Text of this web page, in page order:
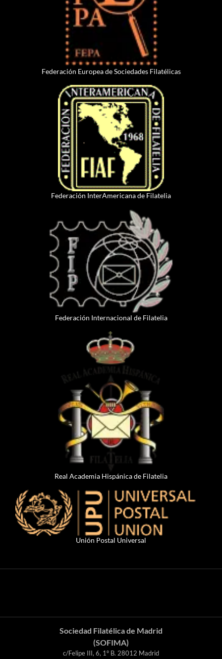
Federación Europea de Sociedades Filatélicas
Federación InterAmericana de Filatelia
Federación Internacional de Filatelia
Real Academia Hispánica de Filatelia
Unión Postal Universal
Sociedad Filatélica de Madrid
(SOFIMA)
c/Felipe III, 6, 1º B. 28012 Madrid